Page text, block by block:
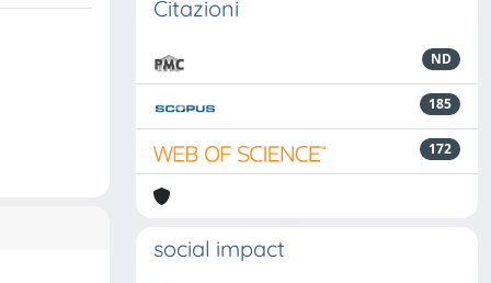
Citazioni
ND
185
172
social impact